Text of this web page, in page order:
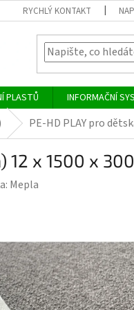
RYCHLÝ KONTAKT
PLASTŮ INFORMAČNÍ
PE-HD PLAY pro
12 x 1500 x
Mepla